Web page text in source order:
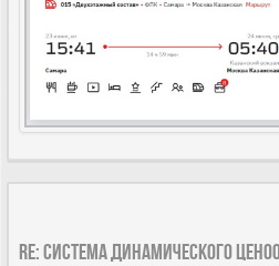
Re: Система динамического